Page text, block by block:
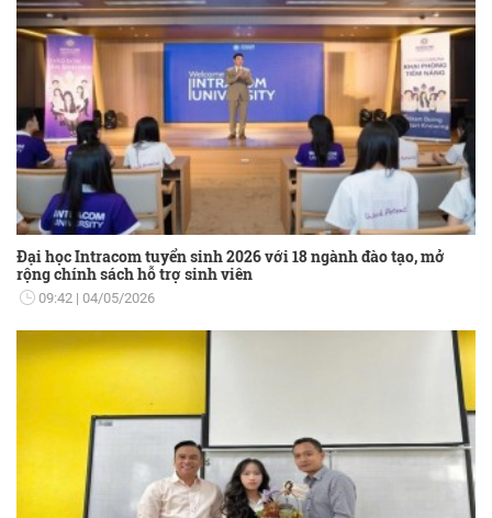
Đại học Intracom tuyển sinh 2026 với 18 ngành đào tạo, mở
rộng chính sách hỗ trợ sinh viên
09:42 04/05/2026